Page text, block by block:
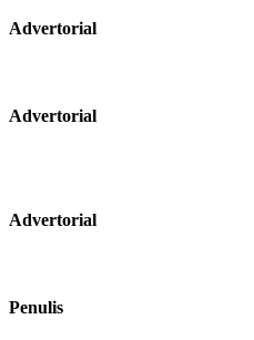
Advertorial
Advertorial
Advertorial
Penulis